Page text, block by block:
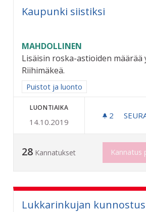
Kaupunki siistiksi
MAHDOLLINEN
Lisäisin roska-astioiden määrää
Riihimäkeä.
Rajaa tulokset aihepiirin mukaan:
Puistot ja luonto
LUONTIAIKA
14.10.2019
2 2
28 Kannatukset Kannatus
Lukkarinkujan kunnostus